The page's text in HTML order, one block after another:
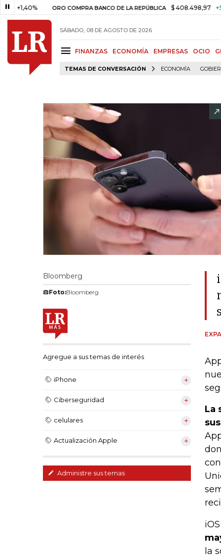
ORO COMPRA BANCO DE LA REPÚBLICA $ 408.498,97 +$
SÁBADO, 08 DE AGOSTO DE 2026
FINANZAS ECONOMÍA EMPRESAS OCIO
TEMAS DE CONVERSACIÓN ECONOMÍA
Bloomberg
Foto:Bloomberg
Agregue a sus temas de interés
iPhone
Ciberseguridad
celulares
Actualización Apple
Administre sus temas
La
la